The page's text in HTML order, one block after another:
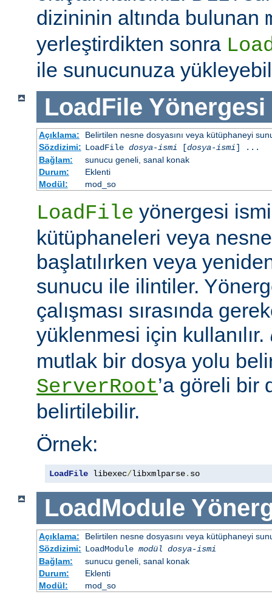
dizininin altında bulunan
yerleştirdikten sonra
ile sunucunuza
LoadFile Yönergesi
Açıklama:
Belirtilen nesne dosyasını veya kütüphaneyi
Sözdizimi: LoadFile dosya-ismi [dosya-ismi] ...
Bağlam:
sunucu geneli, sanal konak
Durum:
Eklenti
Modül:
mod_so
LoadFile yönergesi
kütüphaneleri veya
başlatılırken veya
sunucu ile ilintiler.
çalışması sırasında
yüklenmesi için kullanılır.
mutlak bir dosya yolu
ServerRoot’a göreli bir
belirtilebilir.
Örnek:
LoadFile libexec/libxmlparse. so
LoadModule
Açıklama:
Belirtilen nesne dosyasını veya kütüphaneyi
Sözdizimi: LoadModule modül dosya-ismi
Bağlam:
sunucu geneli, sanal konak
Durum:
Eklenti
Modül:
mod_so